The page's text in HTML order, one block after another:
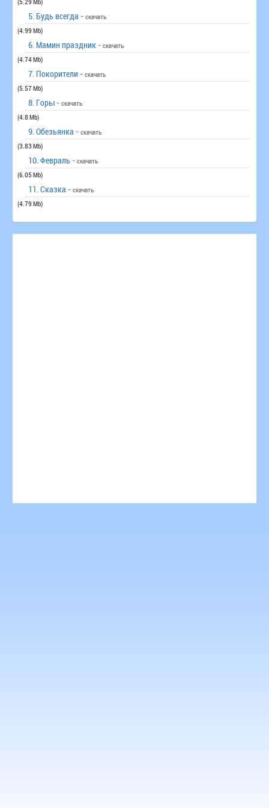
5. Будь всегда - скачать
(4.99 Mb)
6. Мамин праздник - скачать
(4.74 Mb)
7. Покорители - скачать
(5.57 Mb)
8. Горы - скачать
(4.8 Mb)
9. Обезьянка - скачать
(3.83 Mb)
10. Февраль - скачать
(6.05 Mb)
11. Сказка - скачать
(4.79 Mb)